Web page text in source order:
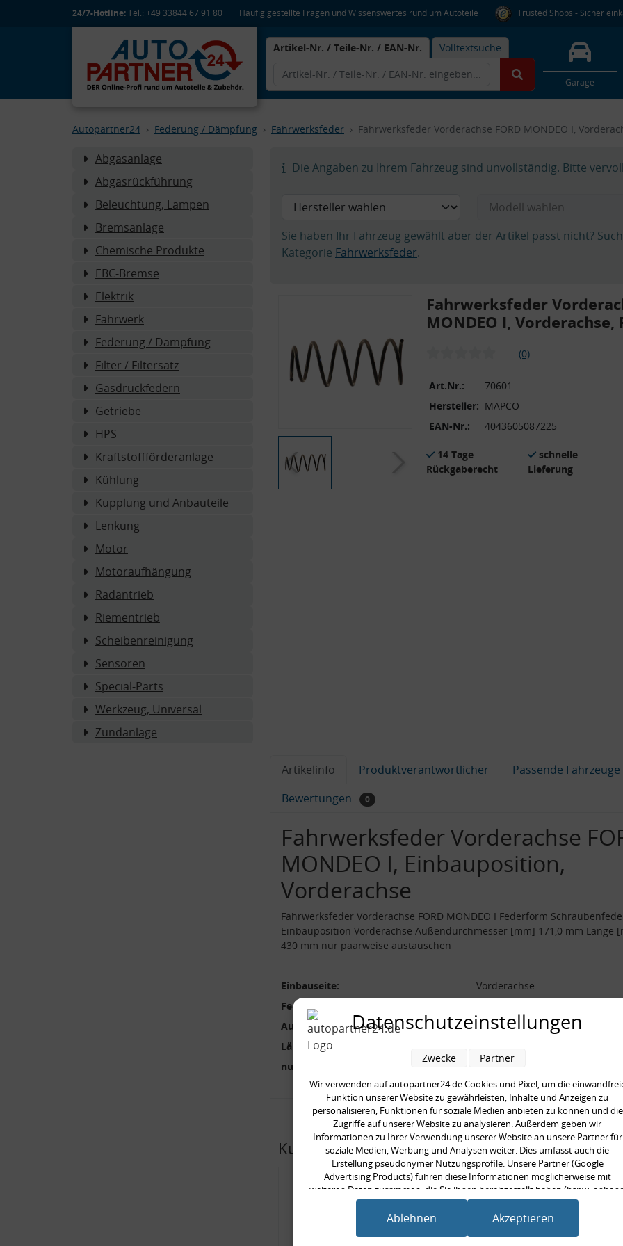
24/7-Hotline:Tel.: +49 33844 67 91 80 Häufig gestellte Fragen und Wissenswertes rund um Autoteile Trusted Shops - Sicher
Artikel-Nr. / Teile-Nr. / EAN-Nr. Volltextsuche
Garage
Autopartner24 Federung / Dämpfung Fahrwerksfeder Fahrwerksfeder Vorderachse FORD MONDEO I,
Abgasanlage
Abgasrückführung
Beleuchtung, Lampen
Bremsanlage
Chemische Produkte
EBC-Bremse
Elektrik
Fahrwerk
Federung / Dämpfung
Filter / Filtersatz
Gasdruckfedern
Getriebe
HPS
Kraftstoffförderanlage
Kühlung
Kupplung und Anbauteile
Lenkung
Motor
Motoraufhängung
Radantrieb
Riementrieb
Scheibenreinigung
Sensoren
Special-Parts
Werkzeug, Universal
Zündanlage
Die Angaben zu Ihrem Fahrzeug sind unvollständig. Bitte
Sie haben Ihr Fahrzeug gewählt aber der Artikel passt nicht?
Kategorie Fahrwerksfeder.
Fahrwerksfeder
MONDEO I, Vorderachse,
(0)
Art.Nr.:
70601
Hersteller: MAPCO
EAN-Nr.:
4043605087225
14 Tage
Rückgaberecht
schnelle
Lieferung
Artikelinfo Produktverantwortlicher
Passende Fahrzeuge
Bewertungen
0
Fahrwerksfeder Vorderachse
MONDEO I, Einbauposition,
Vorderachse
Fahrwerksfeder Vorderachse FORD MONDEO I Federform
Einbauposition Vorderachse Außendurchmesser [mm] 171,0 mm Länge
430 mm nur paarweise austauschen
Einbauseite:
Vorderachse
Federform:
Außendurchmesser [mm]:
171,0 mm
Länge [mm]:
nur paarweise austauschen:
Kunden kauften auch
Datenschutzeinstellungen
Wir verwenden auf autopartner24.de Cookies und Pixel, um die
Funktion unserer Website zu gewährleisten, Inhalte und Anzeigen zu
personalisieren, Funktionen für soziale Medien anbieten zu können und die
Zugriffe auf unserer Website zu analysieren. Außerdem geben wir
Informationen zu Ihrer Verwendung unserer Website an unsere Partner für
soziale Medien, Werbung und Analysen weiter. Dies umfasst auch die
Erstellung pseudonymer Nutzungsprofile. Unsere Partner (Google
Advertising Products) führen diese Informationen möglicherweise mit
weiteren Daten zusammen, die Sie ihnen bereitgestellt haben (bspw.
eines persönlichen Accounts) oder welche sie im Rahmen Ihrer Nutzung der
Dienste gesammelt haben (bspw. Nutzungsdaten anderer Geräte). Ihre
Einwilligung zur Nutzung von Cookies und Pixeln können Sie jederzeit
Zwecke Partner
Ablehnen Akzeptieren